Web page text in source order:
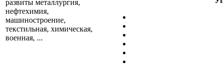
развиты металлургия,
нефтехимия,
машиностроение,
текстильная, химическая,
военная, ...